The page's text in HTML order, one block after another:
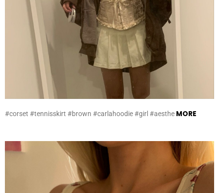
#corset #tennisskirt #brown #carlahoodie #girl #aesthe MORE